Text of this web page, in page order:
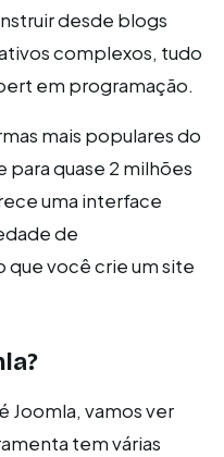
desde blogs
complexos, tudo
em programação.
mais populares do
quase 2 milhões
uma interface
de
você crie um site
Joomla, vamos ver
tem várias